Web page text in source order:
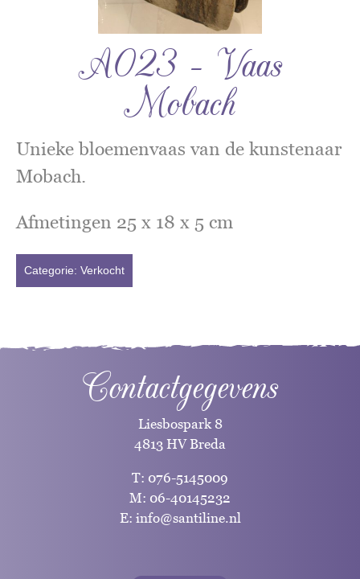
A023 – Vaas
Mobach
Unieke bloemenvaas van de kunstenaar
Mobach.
Afmetingen 25 x 18 x 5 cm
Categorie: Verkocht
Contactgegevens
Liesbospark 8
4813 HV Breda
T: 076-5145009
M: 06-40145232
E: info@santiline.nl